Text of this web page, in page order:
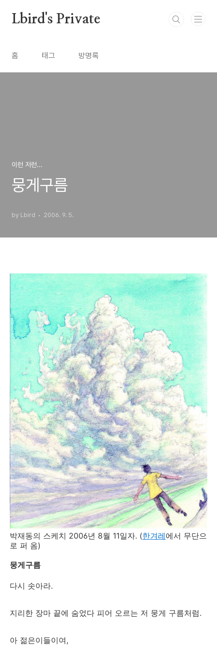
Lbird's Private
홈 태그 방명록
이런 저런...
뭉게구름
by Lbird 2006. 9. 5.
박재동의 스케치 2006년 8월 11일자. (한겨레에서 무단으
로 퍼 옴)
뭉게구름
다시 솟아라.
지리한 장마 끝에 숨었다 피어 오르는 저 뭉게 구름처럼.
아 젊은이들이여,